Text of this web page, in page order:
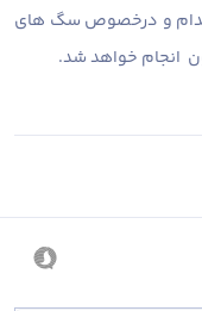
و درخصوص سگ های
انجام خواهد شد.